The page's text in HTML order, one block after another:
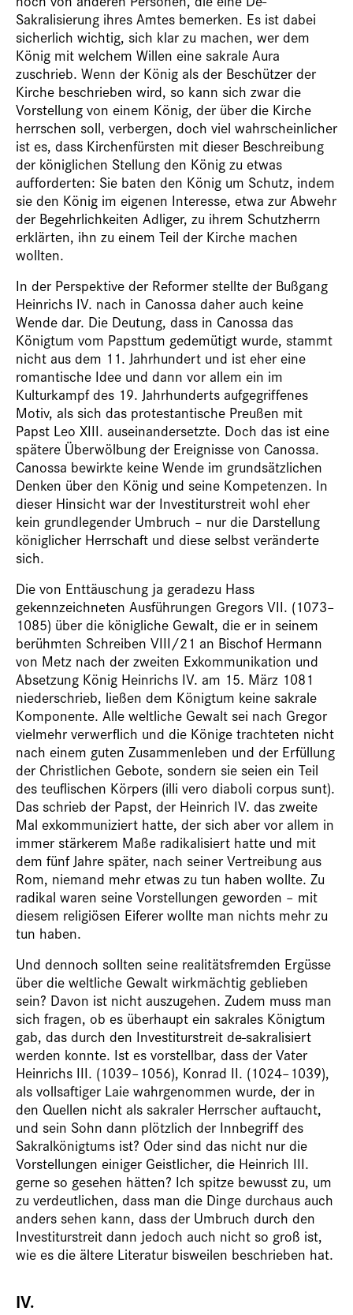
Sakralisierung ihres Amtes bemerken. Es ist dabei
sicherlich wichtig, sich klar zu machen, wer dem
König mit welchem Willen eine sakrale Aura
zuschrieb. Wenn der König als der Beschützer der
Kirche beschrieben wird, so kann sich zwar die
Vorstellung von einem König, der über die Kirche
herrschen soll, verbergen, doch viel wahrscheinlicher
ist es, dass Kirchenfürsten mit dieser Beschreibung
der königlichen Stellung den König zu etwas
aufforderten: Sie baten den König um Schutz, indem
sie den König im eigenen Interesse, etwa zur Abwehr
der Begehrlichkeiten Adliger, zu ihrem Schutzherrn
erklärten, ihn zu einem Teil der Kirche machen
wollten.
In der Perspektive der Reformer stellte der Bußgang
Heinrichs IV. nach in Canossa daher auch keine
Wende dar. Die Deutung, dass in Canossa das
Königtum vom Papsttum gedemütigt wurde, stammt
nicht aus dem 11. Jahrhundert und ist eher eine
romantische Idee und dann vor allem ein im
Kulturkampf des 19. Jahrhunderts aufgegriffenes
Motiv, als sich das protestantische Preußen mit
Papst Leo XIII. auseinandersetzte. Doch das ist eine
spätere Überwölbung der Ereignisse von Canossa.
Canossa bewirkte keine Wende im grundsätzlichen
Denken über den König und seine Kompetenzen. In
dieser Hinsicht war der Investiturstreit wohl eher
kein grundlegender Umbruch – nur die Darstellung
königlicher Herrschaft und diese selbst veränderte
sich.
Die von Enttäuschung ja geradezu Hass
gekennzeichneten Ausführungen Gregors VII. (1073–
1085) über die königliche Gewalt, die er in seinem
berühmten Schreiben VIII/21 an Bischof Hermann
von Metz nach der zweiten Exkommunikation und
Absetzung König Heinrichs IV. am 15. März 1081
niederschrieb, ließen dem Königtum keine sakrale
Komponente. Alle weltliche Gewalt sei nach Gregor
vielmehr verwerflich und die Könige trachteten nicht
nach einem guten Zusammenleben und der Erfüllung
der Christlichen Gebote, sondern sie seien ein Teil
des teuflischen Körpers (illi vero diaboli corpus sunt).
Das schrieb der Papst, der Heinrich IV. das zweite
Mal exkommuniziert hatte, der sich aber vor allem in
immer stärkerem Maße radikalisiert hatte und mit
dem fünf Jahre später, nach seiner Vertreibung aus
Rom, niemand mehr etwas zu tun haben wollte. Zu
radikal waren seine Vorstellungen geworden – mit
diesem religiösen Eiferer wollte man nichts mehr zu
tun haben.
Und dennoch sollten seine realitätsfremden Ergüsse
über die weltliche Gewalt wirkmächtig geblieben
sein? Davon ist nicht auszugehen. Zudem muss man
sich fragen, ob es überhaupt ein sakrales Königtum
gab, das durch den Investiturstreit de-sakralisiert
werden konnte. Ist es vorstellbar, dass der Vater
Heinrichs III. (1039–1056), Konrad II. (1024–1039),
als vollsaftiger Laie wahrgenommen wurde, der in
den Quellen nicht als sakraler Herrscher auftaucht,
und sein Sohn dann plötzlich der Innbegriff des
Sakralkönigtums ist? Oder sind das nicht nur die
Vorstellungen einiger Geistlicher, die Heinrich III.
gerne so gesehen hätten? Ich spitze bewusst zu, um
zu verdeutlichen, dass man die Dinge durchaus auch
anders sehen kann, dass der Umbruch durch den
Investiturstreit dann jedoch auch nicht so groß ist,
wie es die ältere Literatur bisweilen beschrieben hat.
IV.